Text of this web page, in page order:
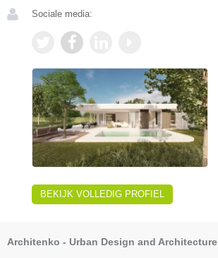
Sociale media:
BEKIJK VOLLEDIG PROFIEL
Architenko - Urban Design and Architecture